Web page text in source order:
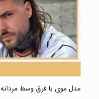
مدل موی با فرق وسط مردانه Center Part Mullet